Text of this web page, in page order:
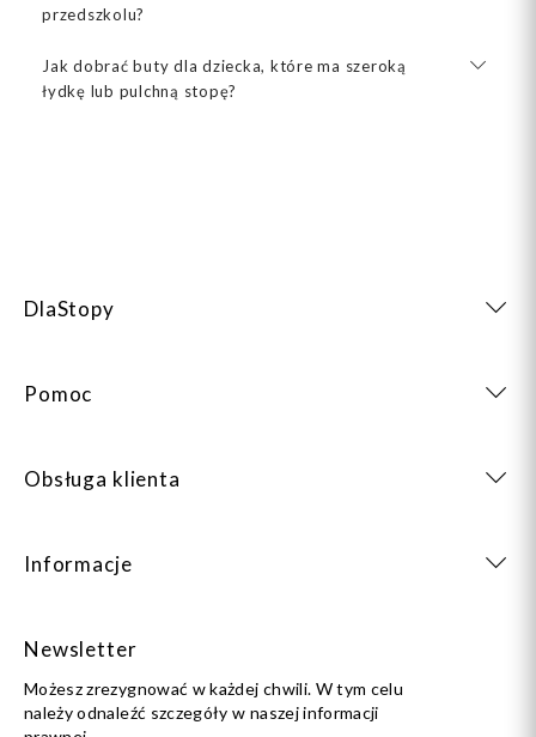
przedszkolu?
Jak dobrać buty dla dziecka, które ma szeroką
łydkę lub pulchną stopę?
DlaStopy
Pomoc
Obsługa klienta
Informacje
Newsletter
Możesz zrezygnować w każdej chwili. W tym celu
należy odnaleźć szczegóły w naszej informacji